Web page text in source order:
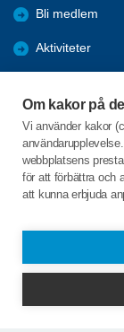
Om kakor på
Vi använder kakor
webbplatsens
för att förbättra och
att kunna erbjuda
Bli medlem
Aktiviteter
Bildgalleri
Program våren
C/o:Nils-Magnus